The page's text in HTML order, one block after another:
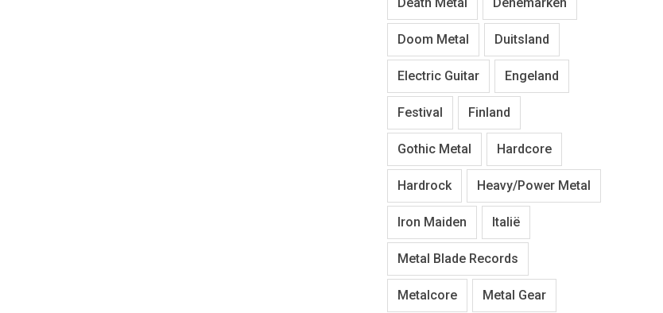
Doom Metal Duitsland
Electric Guitar Engeland
Festival Finland
Gothic Metal Hardcore
Hardrock Heavy/Power Metal
Iron Maiden Italië
Metal Blade Records
Metalcore Metal Gear